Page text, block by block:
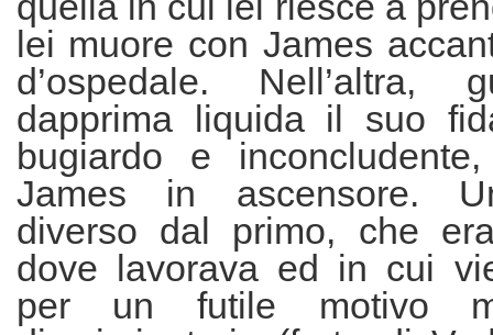
lei muore con James
d’ospedale. Nell’altra,
dapprima liquida il suo
bugiardo e
James in ascensore.
diverso dal primo, che
dove lavorava ed in cui
per un futile motivo